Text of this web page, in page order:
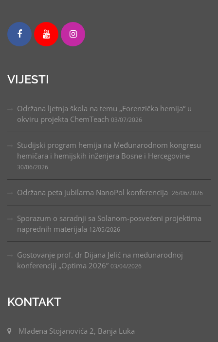
VIJESTI
Održana ljetnja škola na temu „Forenzička hemija“ u
okviru projekta ChemTeach 03/07/2026
Studijski program hemija na Međunarodnom kongresu
hemičara i hemijskih inženjera Bosne i Hercegovine
30/06/2026
Održana peta jubilarna NanoPol konferencija 26/06/2026
Sporazum o saradnji sa Solanom-posvećeni projektima
naprednih materijala 12/05/2026
Gostovanje prof. dr Dijana Jelić na međunarodnoj
konferenciji „Optima 2026” 03/04/2026
KONTAKT
Mladena Stojanovića 2, Banja Luka